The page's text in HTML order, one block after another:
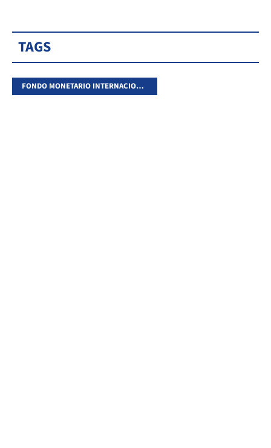
TAGS
FONDO MONETARIO INTERNACIONAL